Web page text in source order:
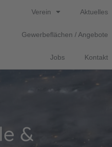
Verein Aktuelles
Gewerbeflächen / Angebote
Jobs Kontakt
&